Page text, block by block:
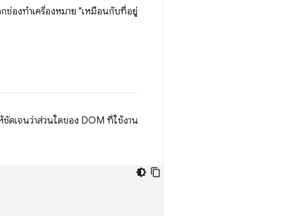
ช่องทำเครื่องหมาย "เหมือนกับที่อยู่
ดเจนว่าส่วนใดของ DOM ที่ใช้งาน